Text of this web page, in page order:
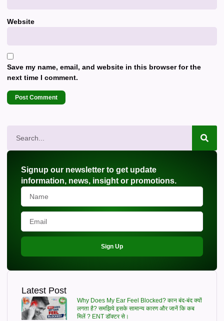
Website
Save my name, email, and website in this browser for the
next time I comment.
Signup our newsletter to get update
information, news, insight or promotions.
Sign Up
Latest Post
Why Does My Ear Feel Blocked? कान बंद-बंद क्यों
लगता है? समझिये इसके सामान्य कारण और जानें कि कब
मिलें ? ENT डॉक्टर से।